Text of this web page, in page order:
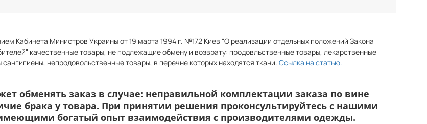
Кабинета Министров Украины от 19 марта 1994 г. №172 Киев "О реализации отдельных положений Закона
качественные товары, не подлежащие обмену и возврату: продовльственные товары, лекарственные
непродовольственные товары, в перечне которых находятся ткани. Ссылка на статью.
обменять заказ в случае: неправильной комплектации заказа по вине
брака у товара. При принятии решения проконсультируйтесь с нашими
богатый опыт взаимодействия с производителями одежды.